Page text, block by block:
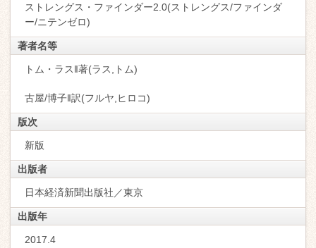
ストレングス・ファインダー2.0(ストレングス/ファインダ
ー/ニテンゼロ)
著者名等
トム・ラス‖著(ラス,トム)
古屋/博子‖訳(フルヤ,ヒロコ)
版次
新版
出版者
日本経済新聞出版社／東京
出版年
2017.4